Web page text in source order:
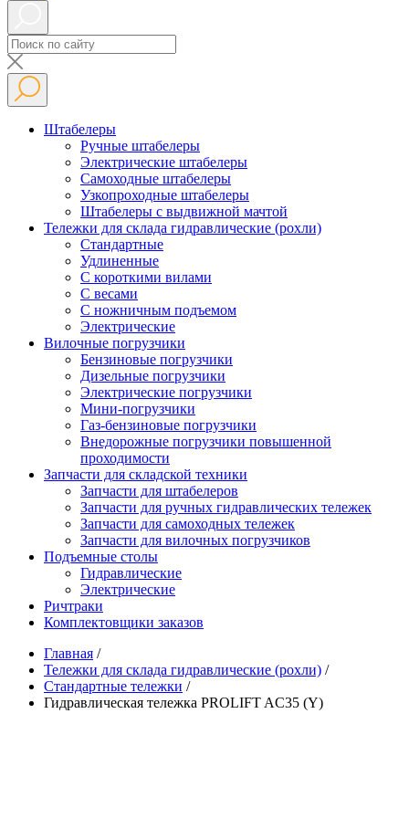
Штабелеры
Ручные штабелеры
Электрические штабелеры
Самоходные штабелеры
Узкопроходные штабелеры
Штабелеры с выдвижной мачтой
Тележки для склада гидравлические (рохли)
Стандартные
Удлиненные
С короткими вилами
С весами
С ножничным подъемом
Электрические
Вилочные погрузчики
Бензиновые погрузчики
Дизельные погрузчики
Электрические погрузчики
Мини-погрузчики
Газ-бензиновые погрузчики
Внедорожные погрузчики повышенной
проходимости
Запчасти для складской техники
Запчасти для штабелеров
Запчасти для ручных гидравлических тележек
Запчасти для самоходных тележек
Запчасти для вилочных погрузчиков
Подъемные столы
Гидравлические
Электрические
Ричтраки
Комплектовщики заказов
Главная /
Тележки для склада гидравлические (рохли) /
Стандартные тележки /
Гидравлическая тележка PROLIFT AC35 (Y)